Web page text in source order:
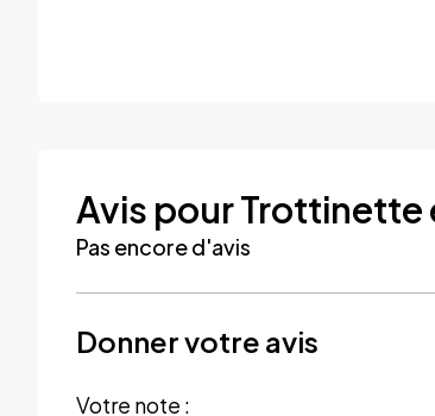
Avis pour
Pas encore d'avis
Donner votre avis
Votre note :